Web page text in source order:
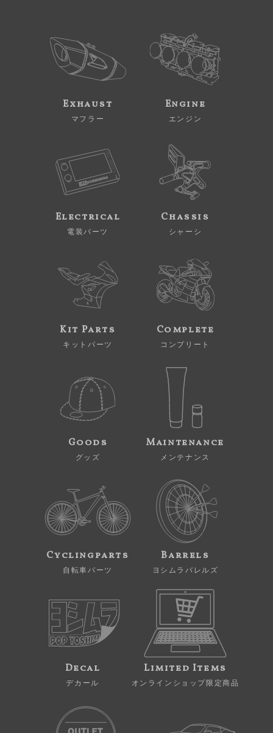
Exhaust
マフラー
Engine
エンジン
Electrical
電装パーツ
Chassis
シャーシ
Kit Parts
キットパーツ
Complete
コンプリート
Goods
グッズ
Maintenance
メンテナンス
Cyclingparts
自転車パーツ
Barrels
ヨシムラバレルズ
Decal
デカール
Limited Items
オンラインショップ限定商品